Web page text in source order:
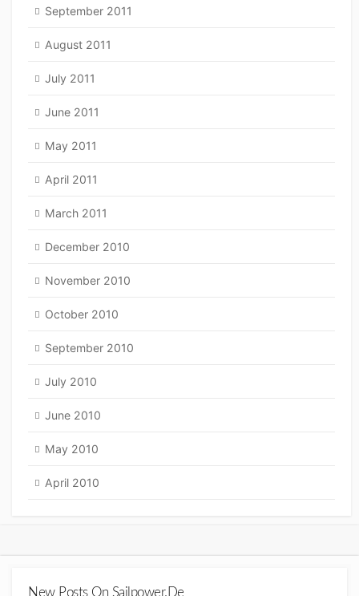
September 2011
August 2011
July 2011
June 2011
May 2011
April 2011
March 2011
December 2010
November 2010
October 2010
September 2010
July 2010
June 2010
May 2010
April 2010
New Posts On Sailpower.de